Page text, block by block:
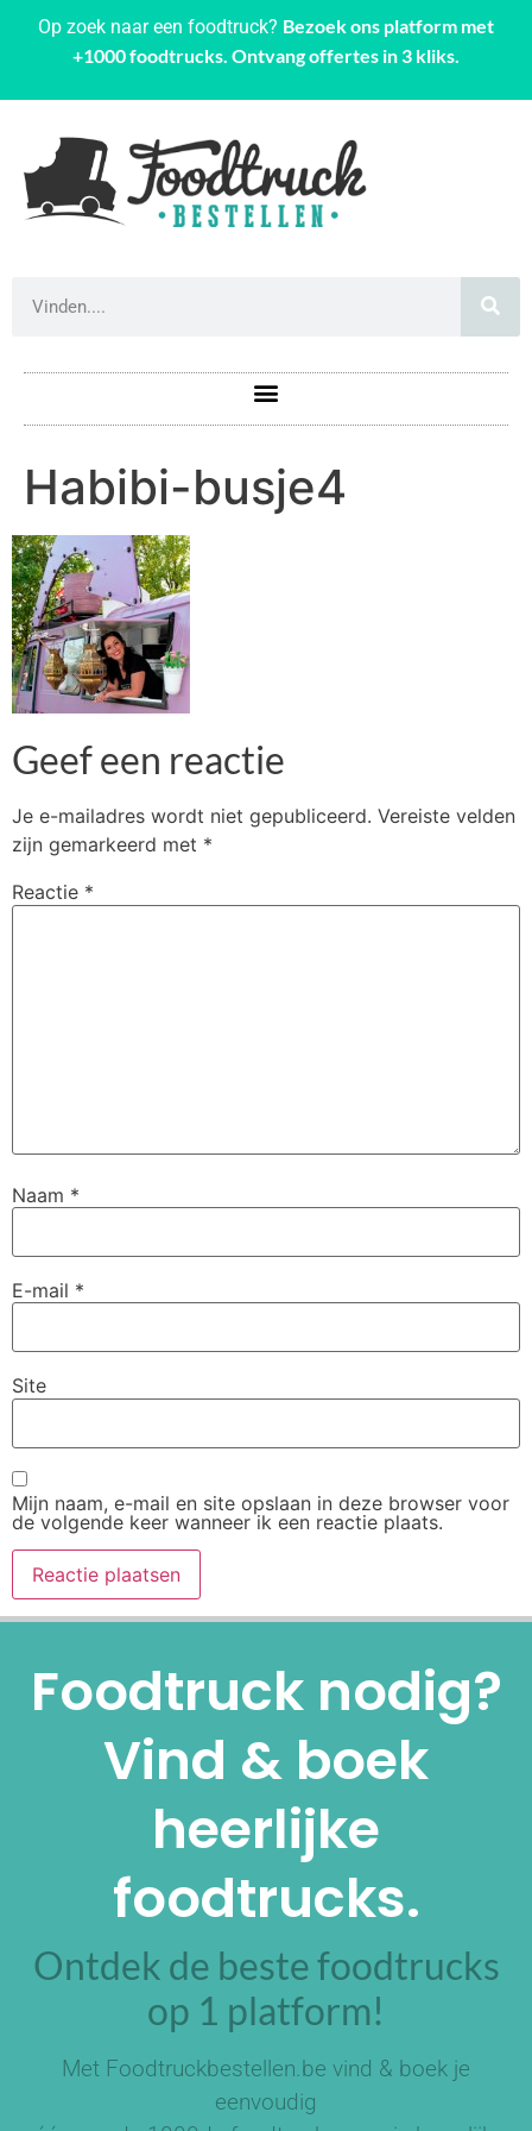
Op zoek naar een foodtruck? Bezoek ons platform met
+1000 foodtrucks. Ontvang offertes in 3 kliks.
Habibi-busje4
Geef een reactie
Je e-mailadres wordt niet gepubliceerd. Vereiste velden
zijn gemarkeerd met *
Reactie *
Naam *
E-mail *
Site
Mijn naam, e-mail en site opslaan in deze browser voor
de volgende keer wanneer ik een reactie plaats.
Foodtruck nodig?
Vind & boek
heerlijke
foodtrucks.
Ontdek de beste foodtrucks
op 1 platform!
Met Foodtruckbestellen.be vind & boek je
eenvoudig